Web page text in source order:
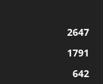
2647
1791
642